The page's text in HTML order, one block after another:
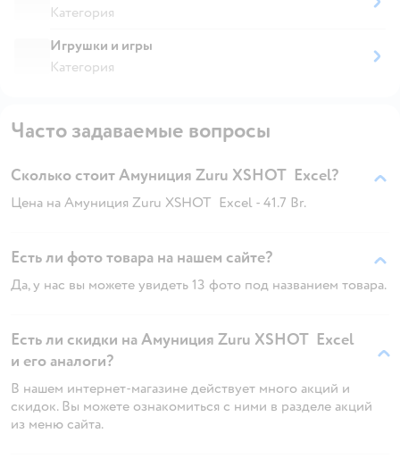
Категория
Игрушки и игры
Категория
Часто задаваемые вопросы
Сколько стоит Амуниция Zuru XSHOT Excel?
Цена на Амуниция Zuru XSHOT Excel - 41.7 Br.
Есть ли фото товара на нашем сайте?
Да, у нас вы можете увидеть 13 фото под названием товара.
Есть ли скидки на Амуниция Zuru XSHOT Excel
и его аналоги?
В нашем интернет-магазине действует много акций и
скидок. Вы можете ознакомиться с ними в разделе акций
из меню сайта.